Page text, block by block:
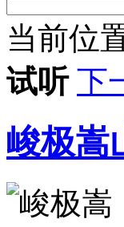
当前位
试听 下
峻极嵩